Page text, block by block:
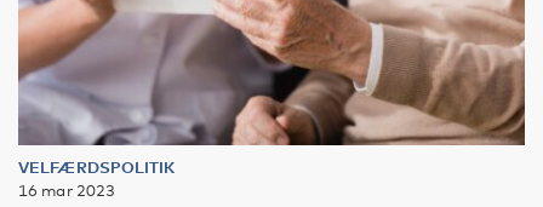
VELFÆRDSPOLITIK
16 mar 2023